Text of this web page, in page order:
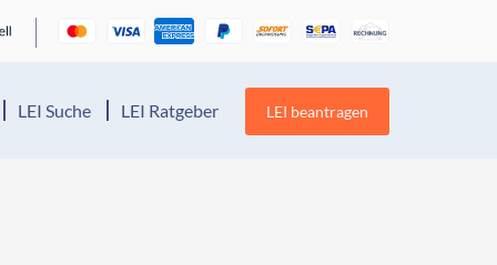
LEI Suche LEI Ratgeber LEI beantragen